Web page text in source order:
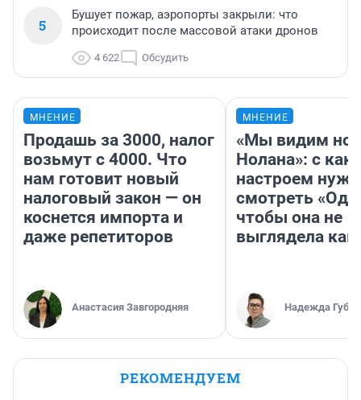
5
Бушует пожар, аэропорты закрыли: что
происходит после массовой атаки дронов
4 622 Обсудить
МНЕНИЕ
Продашь за 3000, налог
возьмут с 4000. Что
нам готовит новый
налоговый закон — он
коснется импорта и
даже репетиторов
Анастасия Завгородняя
МНЕНИЕ
«Мы видим
Нолана»: с
настроем
смотреть
чтобы она не
выглядела как
Надежда
РЕКОМЕНДУЕМ